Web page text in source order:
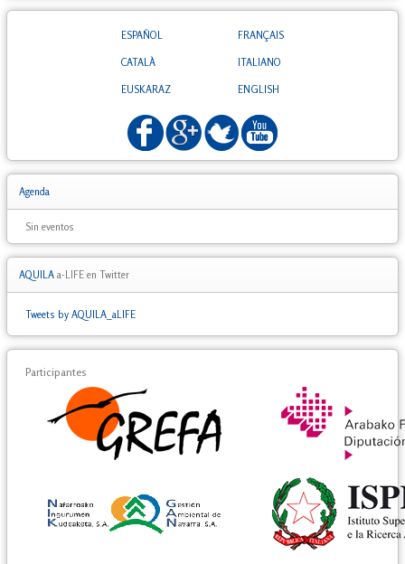
ESPAÑOL
CATALÀ
EUSKARAZ
FRANÇAIS
ITALIANO
ENGLISH
Agenda
Sin eventos
AQUILA a-LIFE en Twitter
Tweets by AQUILA_aLIFE
Participantes